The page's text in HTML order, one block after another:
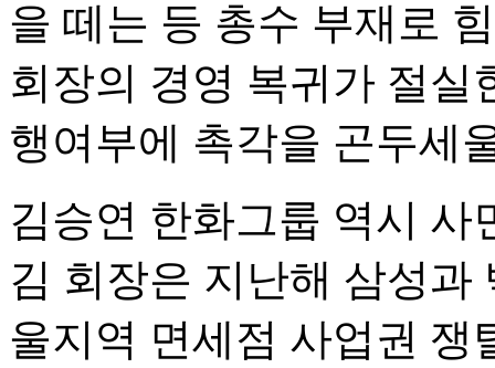
을 떼는 등 총수 부재로
회장의 경영 복귀가 절실
행여부에 촉각을 곤두세
김승연 한화그룹 역시 사
김 회장은 지난해 삼성과
울지역 면세점 사업권 쟁